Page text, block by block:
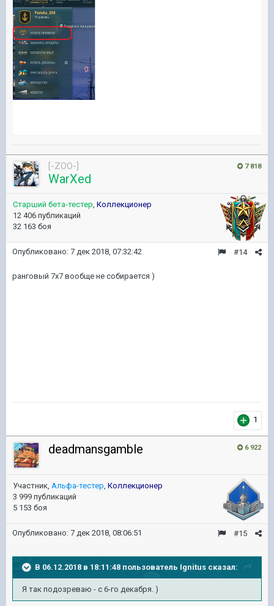
7 818
[-ZOO-]
WarXed
Старший бета-тестер, Коллекционер
12 406 публикаций
32 163 боя
#14
Опубликовано: 7 дек 2018, 07:32:42
ранговый 7х7 вообще не собирается )
1
6 922
deadmansgamble
Участник, Альфа-тестер, Коллекционер
3 999 публикаций
5 153 боя
#15
Опубликовано: 7 дек 2018, 08:06:51
В 06.12.2018 в 18:11:48 пользователь Ignitus сказал:
Я так подозреваю - с 6-го декабря. )